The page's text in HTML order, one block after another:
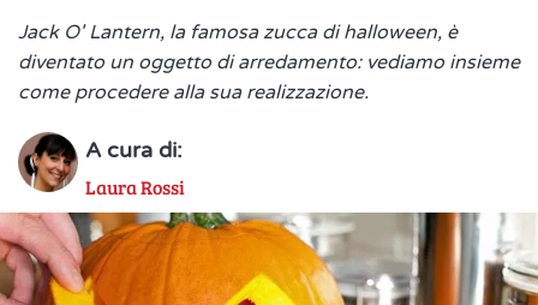
Jack O' Lantern, la famosa zucca di halloween, è
diventato un oggetto di arredamento: vediamo insieme
come procedere alla sua realizzazione.
A cura di:
Laura Rossi